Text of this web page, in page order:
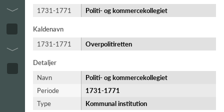
1731-1771
Politi- og kommercekollegiet
Kaldenavn
1731-1771
Overpolitiretten
Detaljer
Navn
Politi- og kommercekollegiet
Periode
1731-​1771
Type
Kommunal institution